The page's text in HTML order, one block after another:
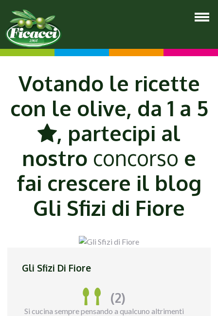
Votando le ricette
con le olive, da 1 a 5
, partecipi al
nostro concorso e
fai crescere il blog
Gli Sfizi di Fiore
Gli Sfizi Di Fiore
(2)
Si cucina sempre pensando a qualcuno altrimenti